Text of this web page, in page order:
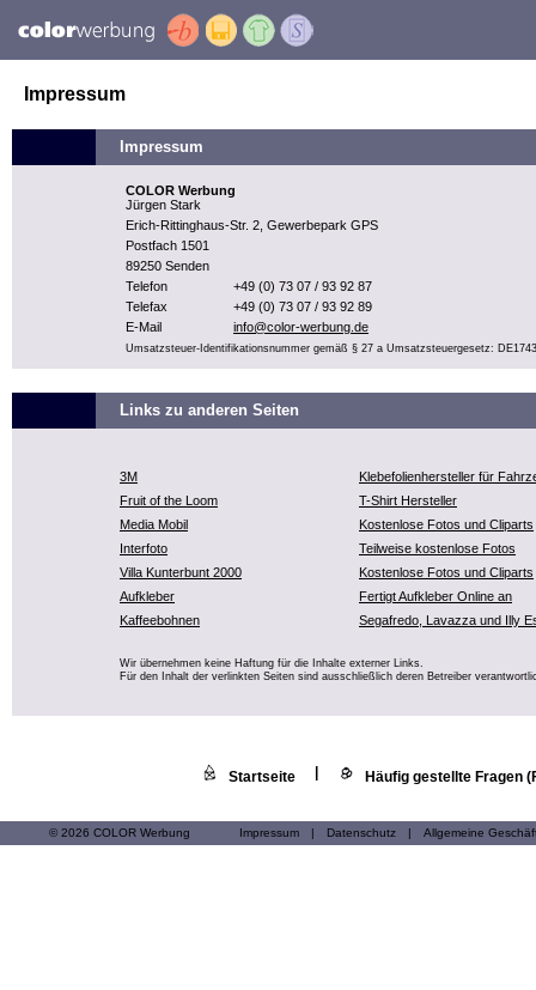
Impressum
Impressum
COLOR Werbung
Jürgen Stark
Erich-Rittinghaus-Str. 2, Gewerbepark GPS
Postfach 1501
89250 Senden
Telefon
+49 (0) 73 07 / 93 92 87
Telefax
+49 (0) 73 07 / 93 92 89
E-Mail
info@color-werbung.de
Umsatzsteuer-Identifikationsnummer gemäß § 27 a Umsatzsteuergesetz:
Links zu anderen Seiten
3M
Klebefolienhersteller für
Fruit of the Loom
T-Shirt Hersteller
Media Mobil
Kostenlose Fotos und Cliparts
Interfoto
Teilweise kostenlose Fotos
Villa Kunterbunt 2000
Kostenlose Fotos und Cliparts
Aufkleber
Fertigt Aufkleber Online an
Kaffeebohnen
Segafredo, Lavazza und Illy
Wir übernehmen keine Haftung für die Inhalte externer Links.
Für den Inhalt der verlinkten Seiten sind ausschließlich deren Betreiber
Startseite Häufig gestellte Fragen
© 2026 COLOR Werbung Impressum | Datenschutz | Allgemeine